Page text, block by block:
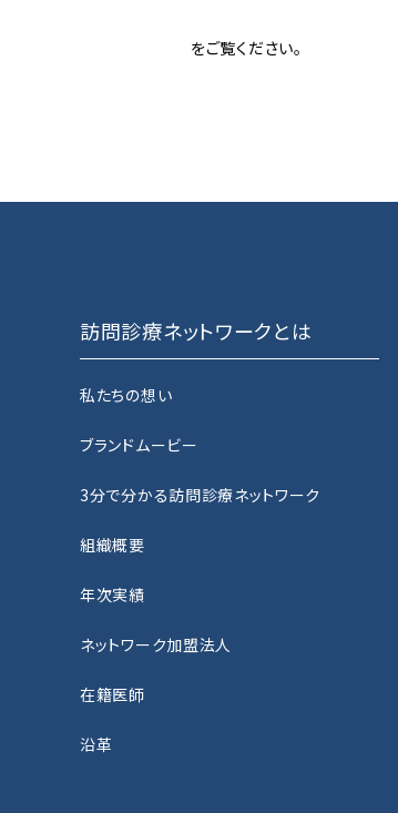
をご覧ください。
訪問診療ネットワークとは
私たちの想い
ブランドムービー
3分で分かる訪問診療ネットワーク
組織概要
年次実績
ネットワーク加盟法人
在籍医師
沿革